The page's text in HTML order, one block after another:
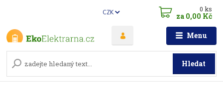
Menu
CZK
Hledat
0ks
za 0,00 Kč